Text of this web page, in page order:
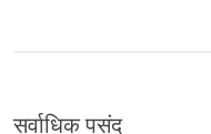
सर्वाधिक पसंद